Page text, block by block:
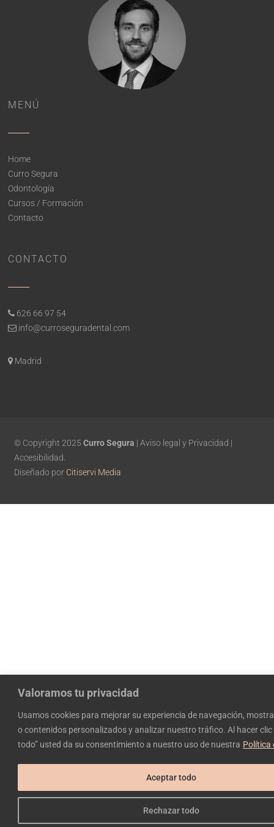
Valoramos tu privacidad
Usamos cookies para mejorar su experiencia de navegación,
o contenidos personalizados y analizar nuestro tráfico. Al hacer clic
todo” usted da su consentimiento a nuestro uso de nuestra Política
Rechazar todo
Aceptar todo
MENÚ
Home
Curro Segura
Odontología
Cursos / Formación
Contacto
CONTACTO
626 66 97 54
info@curroseguradental.com
Madrid
© Copyright 2025Curro Segura |Aviso legal y Privacidad |
Accesibilidad
Diseñado por Citiservi Media